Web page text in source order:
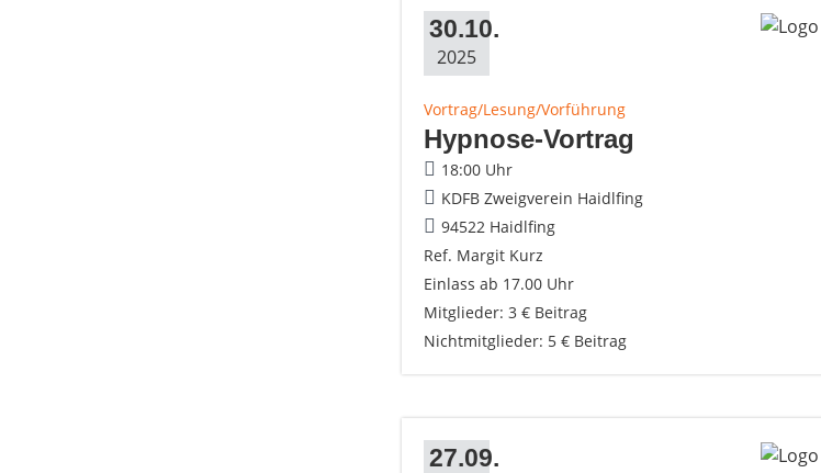
30.10.
2025
Vortrag/Lesung/Vorführung
Hypnose-Vortrag
18:00 Uhr
KDFB Zweigverein Haidlfing
94522 Haidlfing
Ref. Margit Kurz
Einlass ab 17.00 Uhr
Mitglieder: 3 € Beitrag
Nichtmitglieder: 5 € Beitrag
27.09.